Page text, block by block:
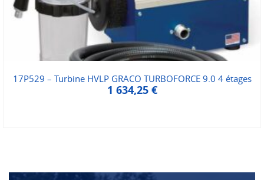
17P529 – Turbine HVLP GRACO TURBOFORCE 9.0 4 étages
1 634,25 €